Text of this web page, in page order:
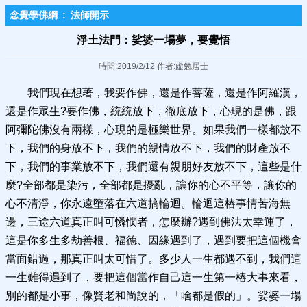
念覺學佛網 : 法師開示
淨土法門：娑婆一場夢，要覺悟
時間:2019/2/12 作者:虛勉居士
我們現在想著，我要作佛，還是作菩薩，還是作阿羅漢，
還是作眾生?要作佛，統統放下，徹底放下，心現的是佛，跟
阿彌陀佛沒有兩樣，心現的是極樂世界。如果我們一樣都放不
下，我們的身放不下，我們的親情放不下，我們的財產放不
下，我們的事業放不下，我們還有親朋好友放不下，這些是什
麼?全部都是染污，全部都是擾亂，讓你的心不平等，讓你的
心不清淨，你永遠墮落在六道搞輪迴。輪迴這樁事情苦海無
邊，三途六道真正叫可憐憫者，怎麼辦?遇到佛法太幸運了，
這是你多生多劫善根、福德、因緣遇到了，遇到要把這個機會
當面錯過，那真正叫太可惜了。多少人一生都遇不到，我們這
一生難得遇到了，要把這個當作自己這一生第一樁大事來看，
別的都是小事，像賢老和尚說的，「啥都是假的」。娑婆一場